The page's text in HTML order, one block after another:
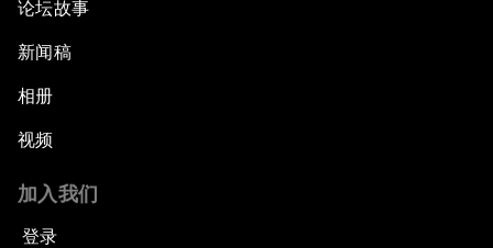
论坛故事
新闻稿
相册
视频
加入我们
登录